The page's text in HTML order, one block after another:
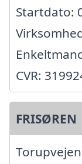
Startdato:
CVR:
FRISØREN